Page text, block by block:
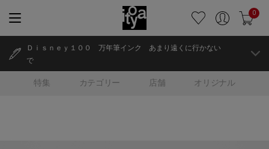
0
特集 カテゴリー 店舗 オリジナル
Ｄｉｓｎｅｙ１００ 万年筆インク あまり遠くに行かない
で